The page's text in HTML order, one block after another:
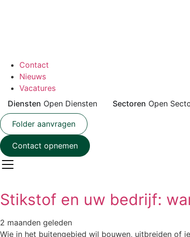
Contact
Nieuws
Vacatures
Diensten Open Diensten Sectoren Open
Folder aanvragen
Contact opnemen
Stikstof en uw bedrijf:
2 maanden geleden
Wie in het buitengebied wil bouwen, uitbreiden of